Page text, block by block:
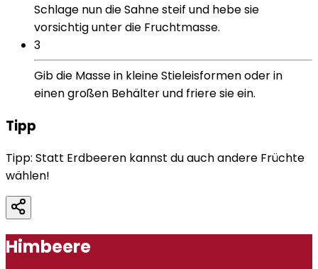
Schlage nun die Sahne steif und hebe sie
vorsichtig unter die Fruchtmasse.
3
Gib die Masse in kleine Stieleisformen oder in
einen großen Behälter und friere sie ein.
Tipp
Tipp: Statt Erdbeeren kannst du auch andere Früchte
wählen!
Himbeere